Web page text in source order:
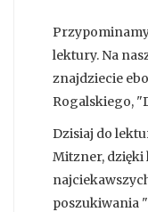
lektury. Na
znajdziecie
Rogalskiego,
Dzisiaj do
Mitzner, dzięki
poszukiwania